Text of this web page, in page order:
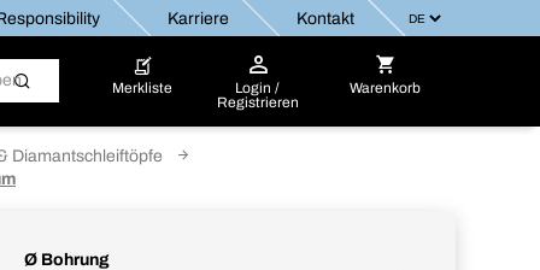
Karriere Kontakt
Merkliste
Login /
Registrieren
Warenkorb
Diamantschleiftöpfe
Ø Bohrung